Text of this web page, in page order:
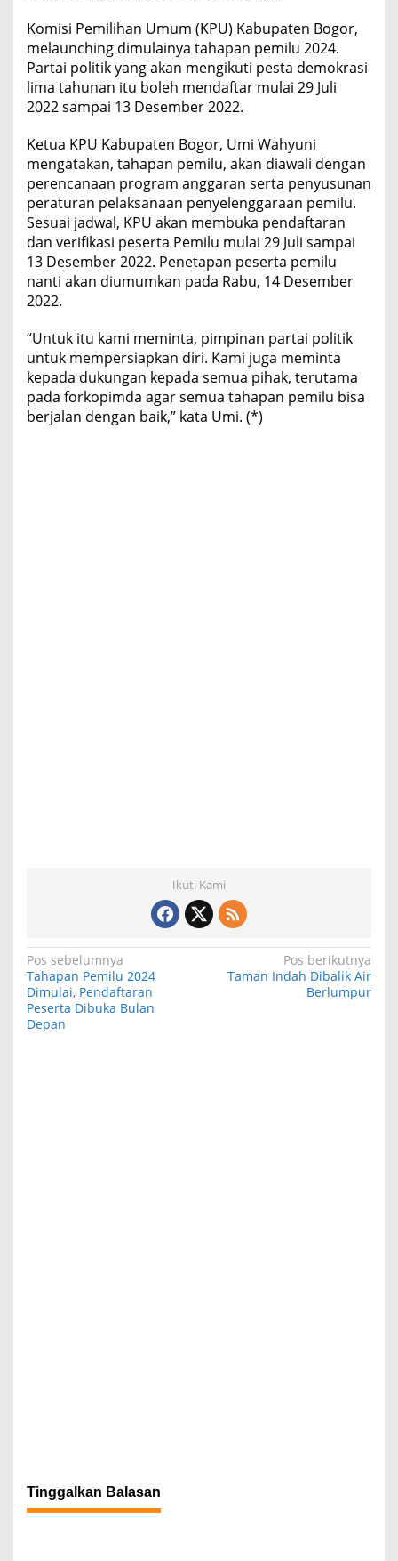
Komisi Pemilihan Umum (KPU) Kabupaten Bogor,
melaunching dimulainya tahapan pemilu 2024.
Partai politik yang akan mengikuti pesta demokrasi
lima tahunan itu boleh mendaftar mulai 29 Juli
2022 sampai 13 Desember 2022.
Ketua KPU Kabupaten Bogor, Umi Wahyuni
mengatakan, tahapan pemilu, akan diawali dengan
perencanaan program anggaran serta penyusunan
peraturan pelaksanaan penyelenggaraan pemilu.
Sesuai jadwal, KPU akan membuka pendaftaran
dan verifikasi peserta Pemilu mulai 29 Juli sampai
13 Desember 2022. Penetapan peserta pemilu
nanti akan diumumkan pada Rabu, 14 Desember
2022.
“Untuk itu kami meminta, pimpinan partai politik
untuk mempersiapkan diri. Kami juga meminta
kepada dukungan kepada semua pihak, terutama
pada forkopimda agar semua tahapan pemilu bisa
berjalan dengan baik,” kata Umi. (*)
Ikuti Kami
N
a
v
Pos sebelumnya
Tahapan Pemilu 2024
Dimulai, Pendaftaran
Peserta Dibuka Bulan
Depan
Pos berikutnya
Taman Indah Dibalik Air
Berlumpur
Tinggalkan Balasan